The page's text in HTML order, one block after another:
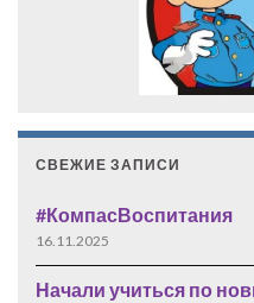
СВЕЖИЕ ЗАПИСИ
#КомпасВоспитания
16.11.2025
Начали учиться по